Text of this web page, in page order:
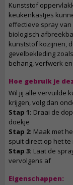
Kunststof
keukenkastjes
effectieve spray van
biologisch
kunststof kozijnen,
gevelbekleding
behang, verfwerk
Hoe gebruik je
Wil jij alle vervuilde
krijgen, volg dan
Stap 1: Draai de
doekje
Stap 2: Maak met
spuit direct op het
Stap 3: Laat de
vervolgens af
Eigenschappen: